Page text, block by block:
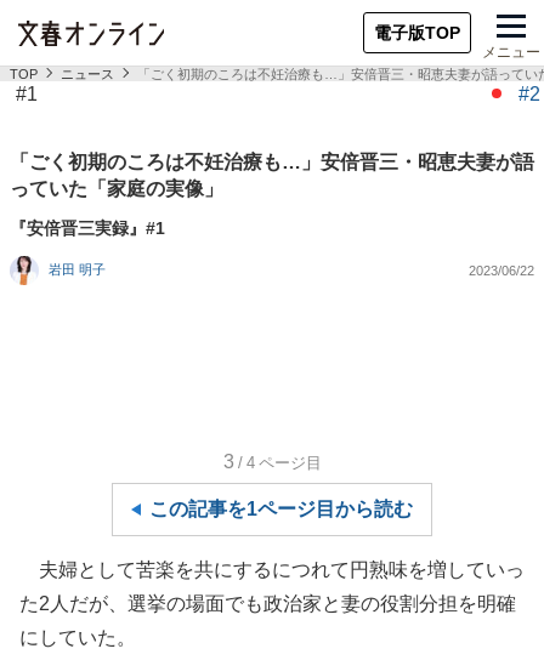
電子版TOP
メニュー
TOP ニュース 「ごく初期のころは不妊治療も…」安倍晋三・昭恵夫妻が語ってい
#1 #2
「ごく初期のころは不妊治療も…」安倍晋三・昭恵夫妻が語
っていた「家庭の実像」
『安倍晋三実録』#1
岩田 明子 2023/06/22
3 /4 ページ目
この記事を1ページ目から読む
夫婦として苦楽を共にするにつれて円熟味を増していっ
た2人だが、選挙の場面でも政治家と妻の役割分担を明確
にしていた。